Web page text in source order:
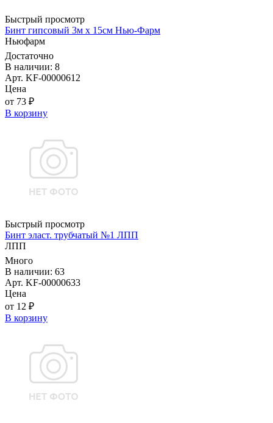
Быстрый просмотр
Бинт гипсовый 3м х 15см Нью-Фарм
Ньюфарм
Достаточно
В наличии: 8
Арт. KF-00000612
Цена
от 73 ₽
В корзину
Быстрый просмотр
Бинт эласт. трубчатый №1 ЛПП
ЛПП
Много
В наличии: 63
Арт. KF-00000633
Цена
от 12 ₽
В корзину